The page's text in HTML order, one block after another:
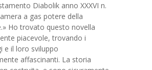
Diabolik anno XXXVI n.
a gas potere della
Ho trovato questo novella
piacevole, trovando i
e il loro sviluppo
affascinanti. La storia